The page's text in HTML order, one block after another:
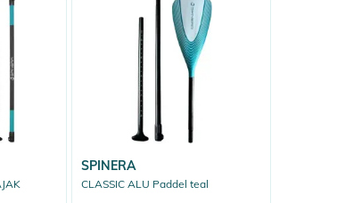
SPINERA
CLASSIC ALU Paddel teal